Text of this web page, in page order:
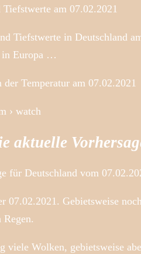
am 07.02.2021
Tiefstwerte in Deutschland
in Europa …
Temperatur am 07.02.2021
› watch
aktuelle
für Deutschland vom
Gebietsweise
viele Wolken, gebietsweise